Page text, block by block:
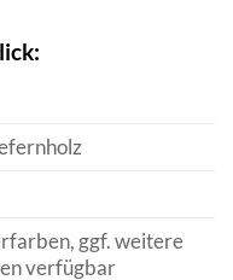
ggf. weitere
verfügbar